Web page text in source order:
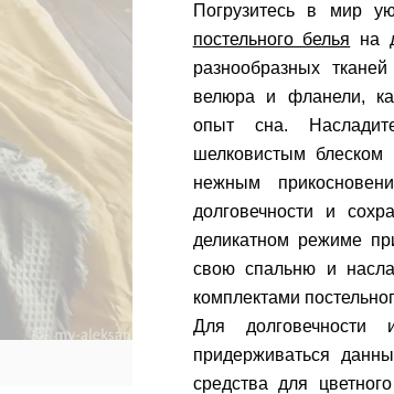
Погрузитесь в мир
постельного белья на
разнообразных
велюра и фланели,
опыт сна.
шелковистым блеском
нежным
долговечности и
деликатном режиме
свою спальню и
комплектами
Для долговечности
придерживаться
средства для